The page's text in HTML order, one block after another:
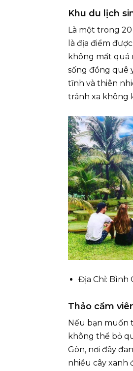
Khu du lịch
Là một trong
là địa điểm
không mất quá
sống đồng quê
tĩnh và thiên
tránh xa không
Địa Chỉ: Bình
Thảo cầm
Nếu bạn muốn
không thể bỏ
Gòn, nơi đây
nhiều cây xanh